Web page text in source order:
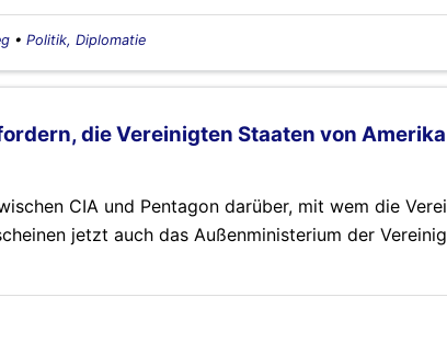
• Politik, Diplomatie
die Vereinigten Staaten von
CIA und Pentagon darüber, mit wem die
jetzt auch das Außenministerium der